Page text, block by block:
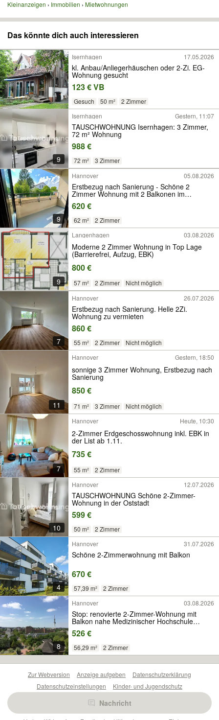
Kleinanzeigen Immobilien Mietwohnungen
Das könnte dich auch interessieren
Isernhagen 17.05.2026
kl. Anbau/Anliegerhäuschen oder 2-Zi. EG-
Wohnung gesucht
123 € VB
Gesuch 50 m² 2 Zimmer
9
Isernhagen Gestern, 11:07
TAUSCHWOHNUNG Isernhagen: 3 Zimmer,
72 m² Wohnung
988 €
72 m² 3 Zimmer
9
Hannover 05.08.2026
Erstbezug nach Sanierung - Schöne 2
Zimmer Wohnung mit 2 Balkonen im
beliebten Heideviertel!
620 €
62 m² 2 Zimmer
9
Langenhagen 03.08.2026
Moderne 2 Zimmer Wohnung in Top Lage
(Barrierefrei, Aufzug, EBK)
800 €
57 m² 2 Zimmer Nicht möglich
7
Hannover 26.07.2026
Erstbezug nach Sanierung. Helle 2Zi.
Wohnung zu vermieten
860 €
55 m² 2 Zimmer Nicht möglich
11
Hannover Gestern, 18:50
sonnige 3 Zimmer Wohnung, Erstbezug nach
Sanierung
850 €
71 m² 3 Zimmer Nicht möglich
7
Hannover Heute, 10:30
2-Zimmer Erdgeschosswohnung inkl. EBK in
der List ab 1.11.
735 €
55 m² 2 Zimmer
10
Hannover 12.07.2026
TAUSCHWOHNUNG Schöne 2-Zimmer-
Wohnung in der Oststadt
599 €
50 m² 2 Zimmer
4
Hannover 31.07.2026
Schöne 2-Zimmerwohnung mit Balkon
670 €
57,39 m² 2 Zimmer
8
Hannover 03.08.2026
Stop: renovierte 2-Zimmer-Wohnung mit
Balkon nahe Medizinischer Hochschule
Hannover
526 €
56,29 m² 2 Zimmer
Nachricht
Zur Webversion Anzeige aufgeben
Datenschutzerklärung
Datenschutzeinstellungen
Kinder- und Jugendschutz
Barrierefreiheitserklärung